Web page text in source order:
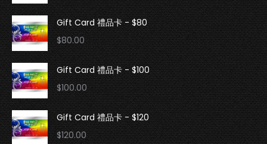
Gift Card 禮品卡 - $80
$80.00
Gift Card 禮品卡 - $100
$100.00
Gift Card 禮品卡 - $120
$120.00